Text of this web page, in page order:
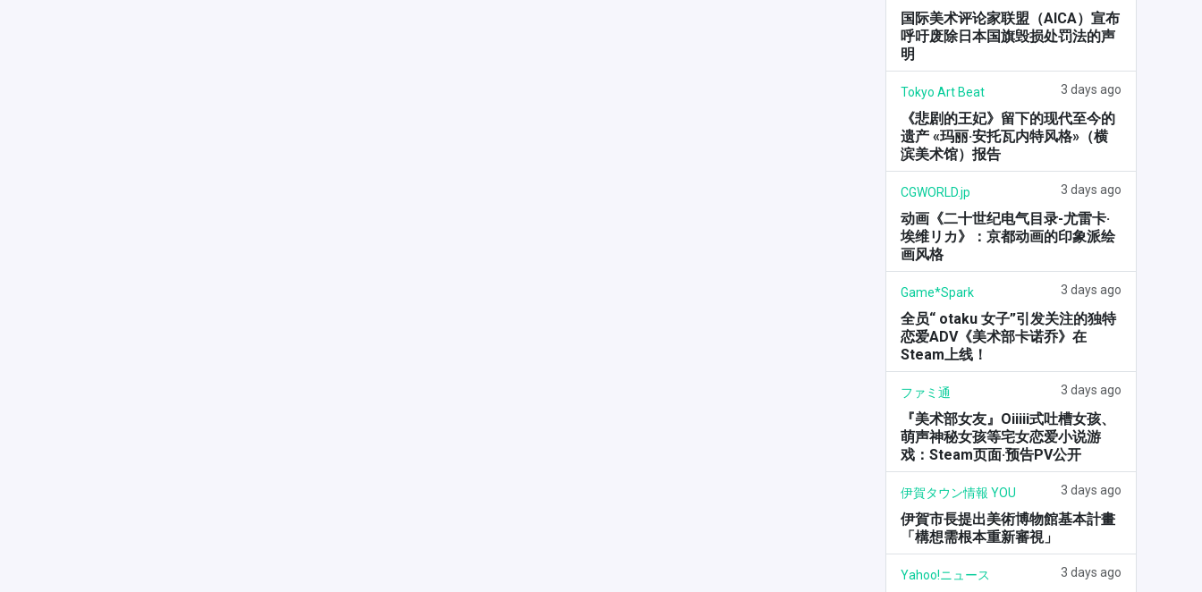
国际美术评论家联盟（AICA）宣布
呼吁废除日本国旗毁损处罚法的声
明
Tokyo Art Beat 3 days ago
《悲剧的王妃》留下的现代至今的
遗产 «玛丽·安托瓦内特风格»（横
滨美术馆）报告
CGWORLD.jp 3 days ago
动画《二十世纪电气目录-尤雷卡·
埃维リカ》：京都动画的印象派绘
画风格
Game*Spark 3 days ago
全员“ otaku 女子”引发关注的独特
恋爱ADV《美术部卡诺乔》在
Steam上线！
ファミ通 3 days ago
『美术部女友』Oiiiii式吐槽女孩、
萌声神秘女孩等宅女恋爱小说游
戏：Steam页面·预告PV公开
伊賀タウン情報 YOU 3 days ago
伊賀市長提出美術博物館基本計畫
「構想需根本重新審視」
Yahoo!ニュース 3 days ago